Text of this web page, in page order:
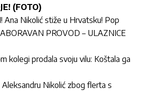
(FOTO)
Ana Nikolić stiže u Hrvatsku! Pop
PROVOD – ULAZNICE
kolegi prodala svoju vilu: Koštala ga
Nikolić zbog flerta s